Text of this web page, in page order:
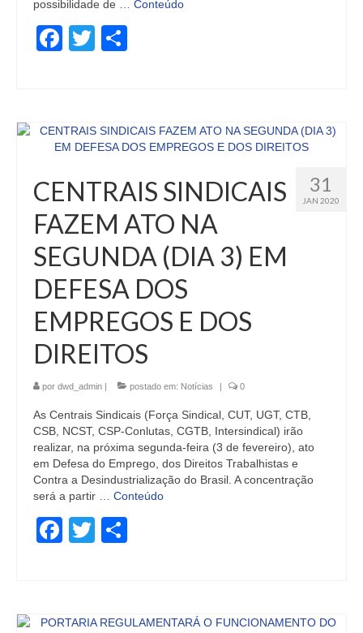
possibilidade de … Conteúdo
Facebook
Twitter
31
JAN 2020
CENTRAIS SINDICAIS
FAZEM ATO NA
SEGUNDA (DIA 3) EM
DEFESA DOS
EMPREGOS E DOS
DIREITOS
por dwd_admin | postado em: Notícias | 0
As Centrais Sindicais (Força Sindical, CUT, UGT, CTB,
CSB, NCST, CSP-Conlutas, CGTB, Intersindical) irão
realizar, na próxima segunda-feira (3 de fevereiro), ato
em Defesa do Emprego, dos Direitos Trabalhistas e
Contra a Desindustrialização do Brasil. A concentração
será a partir … Conteúdo
Facebook
Twitter